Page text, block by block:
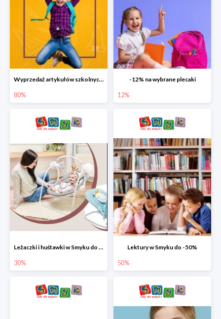
Wyprzedaż artykułów szkolnych w Smyku do -80%
80%
-12% na wybrane plecaki
12%
Leżaczki i huśtawki w Smyku do -30%
30%
Lektury w Smyku do -50%
50%